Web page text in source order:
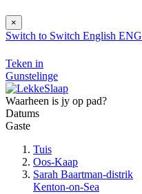
×
Switch to Switch English ENG
Teken in
Gunstelinge
Waarheen is jy op pad?
Datums
Gaste
Tuis
Oos-Kaap
Sarah Baartman-distrik
Kenton-on-Sea